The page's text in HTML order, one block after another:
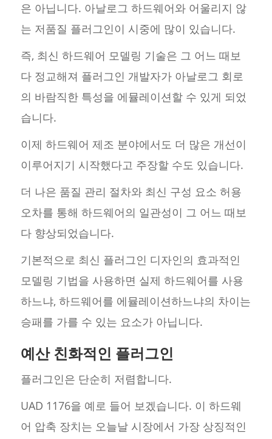
은 아닙니다. 아날로그 하드웨어와 어울리지 않
는 저품질 플러그인이 시중에 많이 있습니다.
즉, 최신 하드웨어 모델링 기술은 그 어느 때보
다 정교해져 플러그인 개발자가 아날로그 회로
의 바람직한 특성을 에뮬레이션할 수 있게 되었
습니다.
이제 하드웨어 제조 분야에서도 더 많은 개선이
이루어지기 시작했다고 주장할 수도 있습니다.
더 나은 품질 관리 절차와 최신 구성 요소 허용
오차를 통해 하드웨어의 일관성이 그 어느 때보
다 향상되었습니다.
기본적으로 최신 플러그인 디자인의 효과적인
모델링 기법을 사용하면 실제 하드웨어를 사용
하느냐, 하드웨어를 에뮬레이션하느냐의 차이는
승패를 가를 수 있는 요소가 아닙니다.
예산 친화적인 플러그인
플러그인은 단순히 저렴합니다.
UAD 1176을 예로 들어 보겠습니다. 이 하드웨
어 압축 장치는 오늘날 시장에서 가장 상징적인